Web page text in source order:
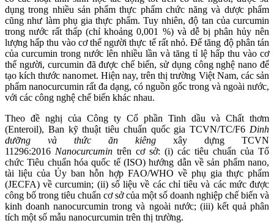
dụng trong nhiều sản phẩm thực phẩm chức năng và dược phẩm
cũng như làm phụ gia thực phẩm. Tuy nhiên, độ tan của curcumin
trong nước rất thấp (chỉ khoảng 0,001 %) và dễ bị phân hủy nên
lượng hấp thu vào cơ thể người thực tế rất nhỏ. Để tăng độ phân tán
của curcumin trong nước lên nhiều lần và tăng tỉ lệ hấp thu vào cơ
thể người, curcumin đã được chế biến, sử dụng công nghệ nano để
tạo kích thước nanomet. Hiện nay, trên thị trường Việt Nam, các sản
phẩm nanocurcumin rất đa dạng, có nguồn gốc trong và ngoài nước,
với các công nghệ chế biến khác nhau.
Theo đề nghị của Công ty Cổ phần Tinh dầu và Chất thơm
(Enteroil), Ban kỹ thuật tiêu chuẩn quốc gia TCVN/TC/F6 Dinh
dưỡng và thức ăn kiêng xây dựng TCVN
11296:2016 Nanocurcumin trên cơ sở: (i) các tiêu chuẩn của Tổ
chức Tiêu chuẩn hóa quốc tế (ISO) hướng dẫn về sản phẩm nano,
tài liệu của Ủy ban hỗn hợp FAO/WHO về phụ gia thực phẩm
(JECFA) về curcumin; (ii) số liệu về các chỉ tiêu và các mức được
công bố trong tiêu chuẩn cơ sở của một số doanh nghiệp chế biến và
kinh doanh nanocurcumin trong và ngoài nước; (iii) kết quả phân
tích một số mẫu nanocurcumin trên thị trường.